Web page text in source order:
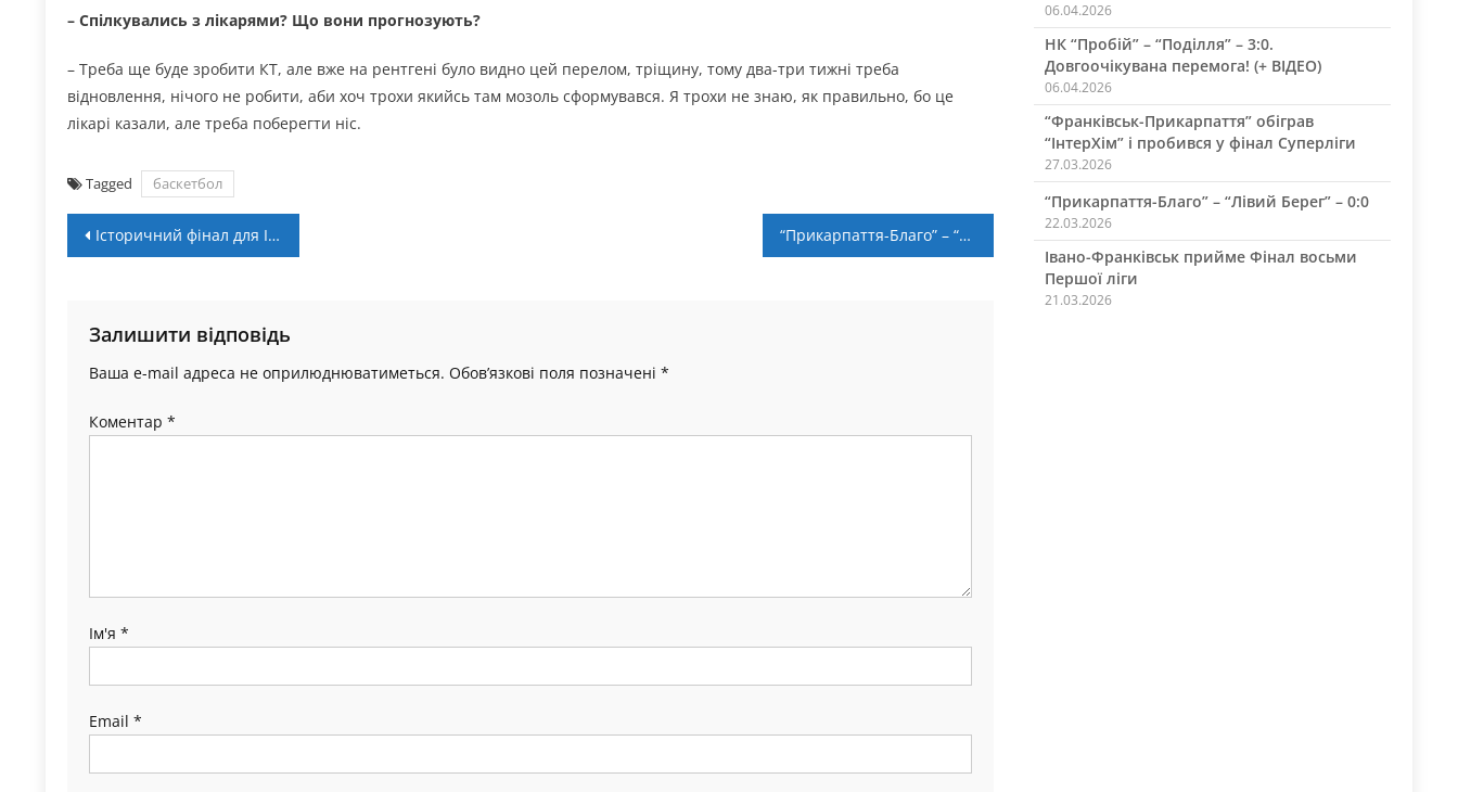
– Спілкувались з лікарями? Що вони прогнозують?
– Треба ще буде зробити КТ, але вже на рентгені було видно цей перелом, тріщину, тому два-три тижні треба
відновлення, нічого не робити, аби хоч трохи якийсь там мозоль сформувався. Я трохи не знаю, як правильно, бо це
лікарі казали, але треба поберегти ніс.
Tagged баскетбол
Навігація
Історичний фінал для Івано-Франківська та Київ-Баскета: підсумкове відео Фіналу чотирьох Кубка України “Прикарпаття-Благо” – “Лівий Берег”. Прев’ю матчу 19-го туру
Залишити відповідь
Ваша e-mail адреса не оприлюднюватиметься. Обов’язкові поля позначені *
Коментар *
Ім'я *
Email *
06.04.2026
НК “Пробій” – “Поділля” – 3:0.
Довгоочікувана перемога! (+ ВІДЕО)
06.04.2026
“Франківськ-Прикарпаття” обіграв
“ІнтерХім” і пробився у фінал Суперліги
27.03.2026
“Прикарпаття-Благо” – “Лівий Берег” – 0:0
22.03.2026
Івано-Франківськ прийме Фінал восьми
Першої ліги
21.03.2026